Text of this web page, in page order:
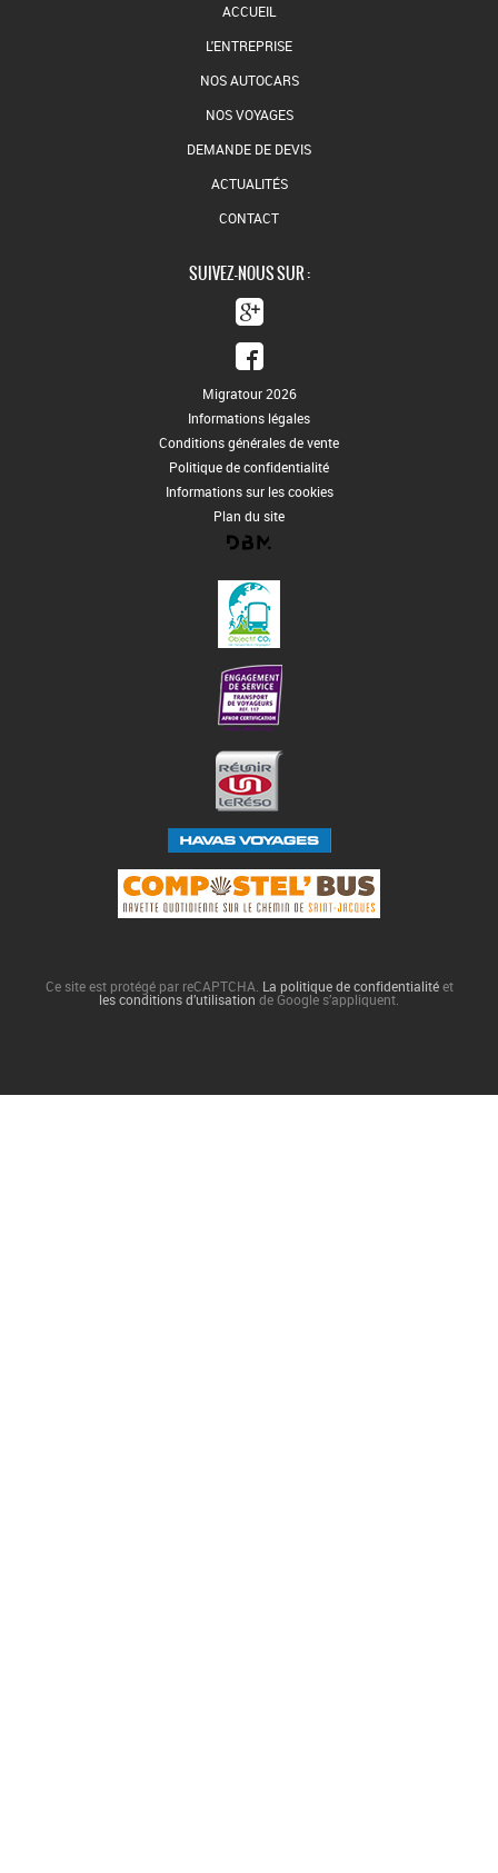
ACCUEIL
L'ENTREPRISE
NOS AUTOCARS
NOS VOYAGES
DEMANDE DE DEVIS
ACTUALITÉS
CONTACT
SUIVEZ-NOUS SUR :
Migratour 2026
Informations légales
Conditions générales de vente
Politique de confidentialité
Informations sur les cookies
Plan du site
Ce site est protégé par reCAPTCHA. La politique de confidentialitéet
les conditions d’utilisation de Google s’appliquent.